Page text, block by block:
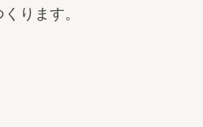
ります。